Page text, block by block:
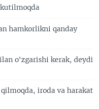
kutilmoqda
hamkorlikni qanday
o'zgarishi kerak, deydi
iroda va harakat